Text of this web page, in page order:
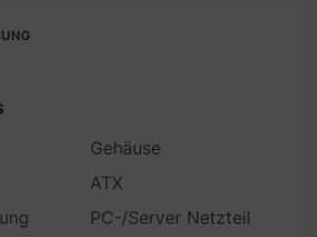
Gehäuse
ATX
PC-/Server Netzteil